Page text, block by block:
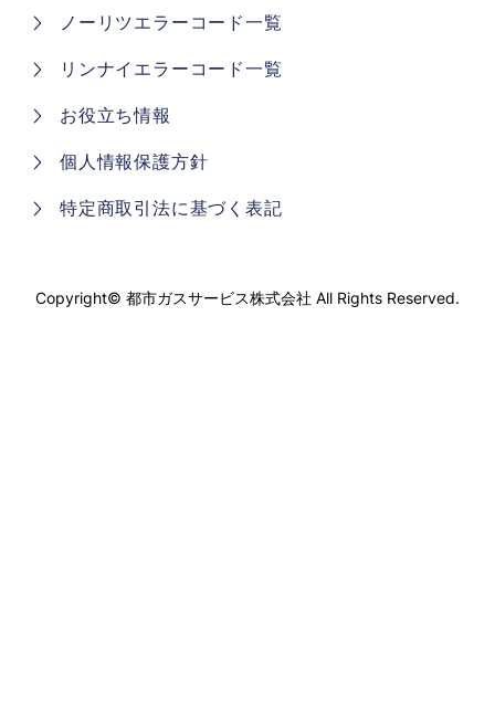
Copyright© 都市ガスサービス株式会社 All Rights Reserved.
個人情報保護方針
お役立ち情報
リンナイエラーコード一覧
ノーリツエラーコード一覧
特定商取引法に基づく表記